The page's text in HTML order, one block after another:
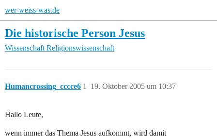
wer-weiss-was.de
Die historische Person Jesus
Wissenschaft Religionswissenschaft
Humancrossing_cccce6 19. Oktober 2005 um 10:37
1
Hallo Leute,
wenn immer das Thema Jesus aufkommt, wird damit